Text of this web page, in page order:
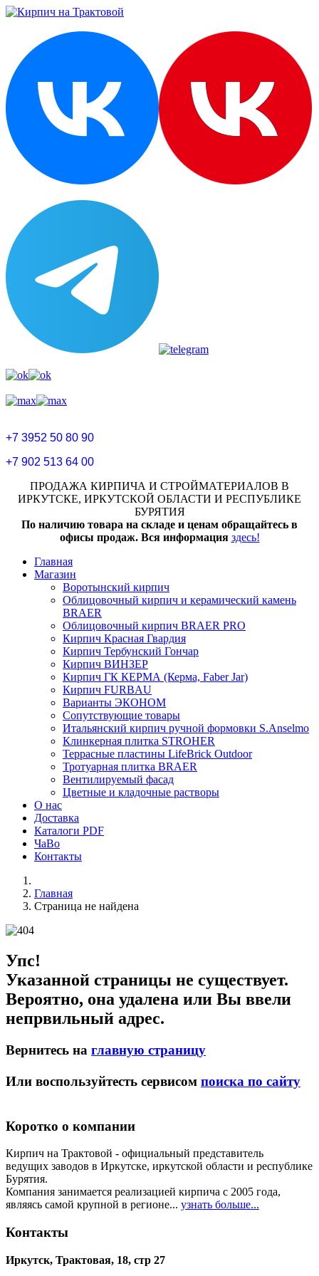
+7 3952 50 80 90
+7 902 513 64 00
ПРОДАЖА КИРПИЧА И СТРОЙМАТЕРИАЛОВ В
ИРКУТСКЕ, ИРКУТСКОЙ ОБЛАСТИ И РЕСПУБЛИКЕ
БУРЯТИЯ
По наличию товара на складе и ценам обращайтесь в
офисы продаж. Вся информация здесь!
Главная
Магазин
Воротынский кирпич
Облицовочный кирпич и керамический камень
BRAER
Облицовочный кирпич BRAER PRO
Кирпич Красная Гвардия
Кирпич Тербунский Гончар
Кирпич ВИНЗЕР
Кирпич ГК КЕРМА (Керма, Faber Jar)
Кирпич FURBAU
Варианты ЭКОНОМ
Сопутствующие товары
Итальянский кирпич ручной формовки S.Anselmo
Клинкерная плитка STROHER
Террасные пластины LifeBrick Outdoor
Тротуарная плитка BRAER
Вентилируемый фасад
Цветные и кладочные растворы
О нас
Доставка
Каталоги PDF
ЧаВо
Контакты
Главная
Страница не найдена
Упс!
Указанной страницы не существует.
Вероятно, она удалена или Вы ввели
непрвильный адрес.
Вернитесь на главную страницу
Или воспользуйтесть сервисом поиска по сайту
Коротко о компании
Кирпич на Трактовой - официальный представитель
ведущих заводов в Иркутске, иркутской области и республике
Бурятия.
Компания занимается реализацией кирпича с 2005 года,
являясь самой крупной в регионе... узнать больше...
Контакты
Иркутск, Трактовая, 18, стр 27